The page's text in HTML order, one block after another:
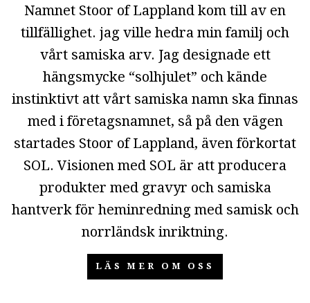
Namnet Stoor of Lappland kom till av en
tillfällighet. jag ville hedra min familj och
vårt samiska arv. Jag designade ett
hängsmycke “solhjulet” och kände
instinktivt att vårt samiska namn ska finnas
med i företagsnamnet, så på den vägen
startades Stoor of Lappland, även förkortat
SOL. Visionen med SOL är att producera
produkter med gravyr och samiska
hantverk för heminredning med samisk och
norrländsk inriktning.
LÄS MER OM OSS